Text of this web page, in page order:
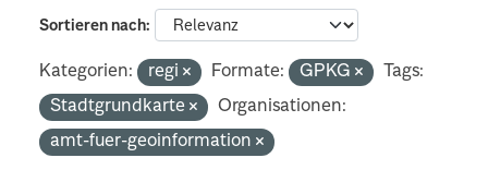
Sortieren nach
Kategorien: regi Formate: GPKG
Tags:
Stadtgrundkarte
Organisationen:
amt-fuer-geoinformation